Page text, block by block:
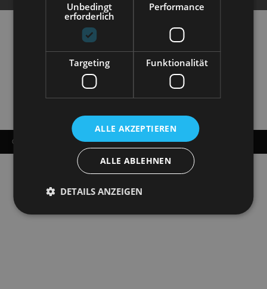
© COPYRIGHT - STAATSOPERETTE DRESDEN 2026
Unbedingt
erforderlich
Performance
Targeting Funktionalität
ALLE AKZEPTIEREN
ALLE ABLEHNEN
DETAILS ANZEIGEN